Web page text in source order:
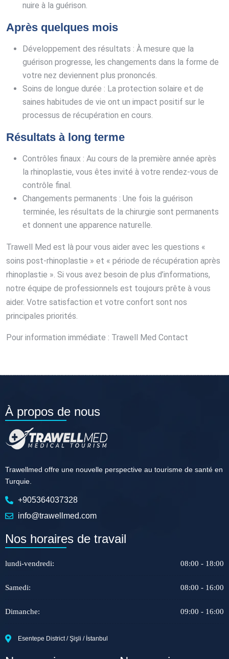
nuire à la guérison.
Après quelques mois
Développement des résultats : À mesure que la
guérison progresse, les changements dans la forme de
votre nez deviennent plus prononcés.
Soins de longue durée : La protection solaire et de
saines habitudes de vie ont un impact positif sur le
processus de récupération en cours.
Résultats à long terme
Contrôles finaux : Au cours de la première année après
la rhinoplastie, vous êtes invité à votre rendez-vous de
contrôle final.
Changements permanents : Une fois la guérison
terminée, les résultats de la chirurgie sont permanents
et donnent une apparence naturelle.
Trawell Med est là pour vous aider avec les questions «
soins post-rhinoplastie » et « période de récupération après
rhinoplastie ». Si vous avez besoin de plus d’informations,
notre équipe de professionnels est toujours prête à vous
aider. Votre satisfaction et votre confort sont nos
principales priorités.
Pour information immédiate : Trawell Med Contact
À propos de nous
Trawellmed offre une nouvelle perspective au tourisme de santé en
Turquie.
+905364037328
info@trawellmed.com
Nos horaires de travail
lundi-vendredi: 08:00 - 18:00
Samedi: 08:00 - 16:00
Dimanche: 09:00 - 16:00
Esentepe District / Şişli / İstanbul